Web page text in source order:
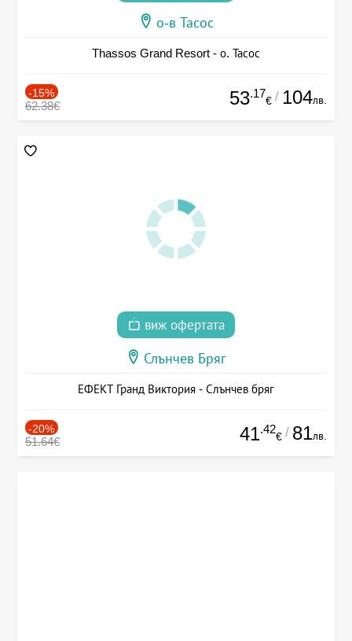
о-в Тасос
Thassos Grand Resort - о. Тасос
-15%
62.38€ 53.17
€ / 104лв.
виж офертата
Слънчев Бряг
ЕФЕКТ Гранд Виктория - Слънчев бряг
-20%
51.64€ 41.42
€ / 81лв.